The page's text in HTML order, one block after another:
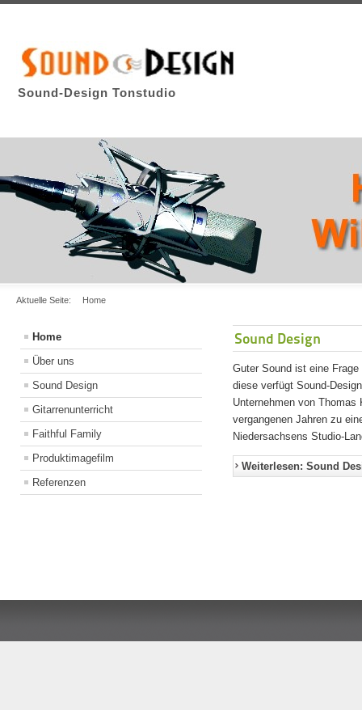
Sound-Design Tonstudio
Aktuelle Seite: Home
Home
Über uns
Sound Design
Gitarrenunterricht
Faithful Family
Produktimagefilm
Referenzen
Sound Design
Guter Sound ist eine
diese verfügt Sound-
Unternehmen von Thomas
vergangenen Jahren zu
Niedersachsens Studio-
Weiterlesen: Sound